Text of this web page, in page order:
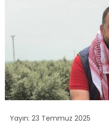
Yayın: 23 Temmuz 2025